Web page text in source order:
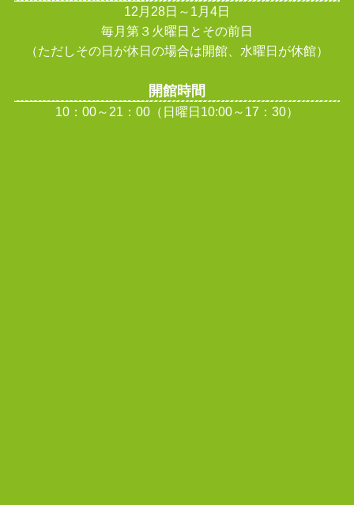
12月28日～1月4日
毎月第３火曜日とその前日
（ただしその日が休日の場合は開館、水曜日が休館）
開館時間
10：00～21：00（日曜日10:00～17：30）